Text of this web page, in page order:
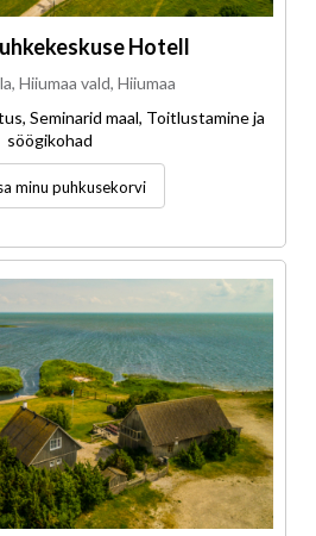
Hotell
Hiiumaa vald, Hiiumaa
Seminarid maal, Toitlustamine ja
söögikohad
minu puhkusekorvi